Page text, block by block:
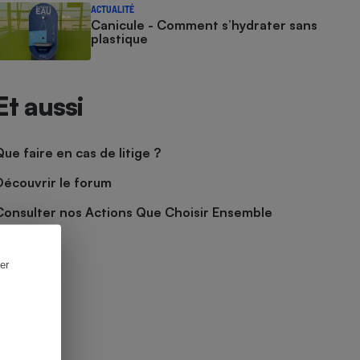
ACTUALITÉ
Canicule - Comment s’hydrater sans
plastique
aussi
faire en cas de litige ?
le forum
nos Actions Que Choisir Ensemble